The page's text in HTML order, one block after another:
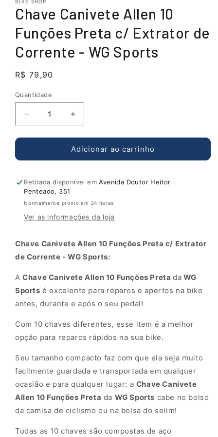
BIKE SHOP
Chave Canivete Allen 10
Funções Preta c/ Extrator de
Corrente - WG Sports
Preço
R$ 79,90
Quantidade
Diminuir
a
quantidade
Chave
Allen
10
Funções
c/
de
-
Sports
Aumentar
a
quantidade
de
Chave
Allen
Funções
c/
de
-
Sports
Adicionar ao carrinho
Retirada disponível emAvenida Doutor Heitor
Penteado, 351
Normalmente pronto em 24 horas
Ver as informações da loja
Chave Canivete Allen 10 Funções Preta c/ Extrator
de Corrente - WG Sports:
AChave Canivete Allen 10 Funções Pretada WG
Sports é excelente para reparos e apertos na bike
antes, durante e após o seu pedal!
Com 10 chaves diferentes, esse item é a melhor
opção para reparos rápidos na sua bike.
Seu tamanho compacto faz com que ela seja muito
facilmente guardada e transportada em qualquer
ocasião e para qualquer lugar: a Chave Canivete
Allen 10 Funções Preta da WG Sports cabe no bolso
da camisa de ciclismo ou na bolsa do selim!
Todas as 10 chaves são compostas de aço